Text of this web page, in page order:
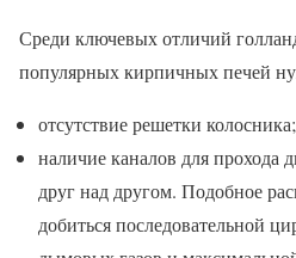
Среди ключевых отличий
популярных кирпичных печей
отсутствие решетки колосника;
наличие каналов для прохода
друг над другом. Подобное
добиться последовательной